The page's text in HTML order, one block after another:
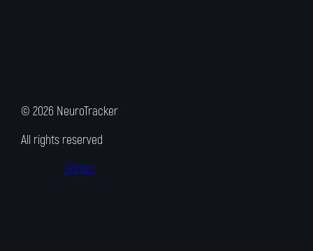
© 2026 NeuroTracker
All rights reserved
GitHub